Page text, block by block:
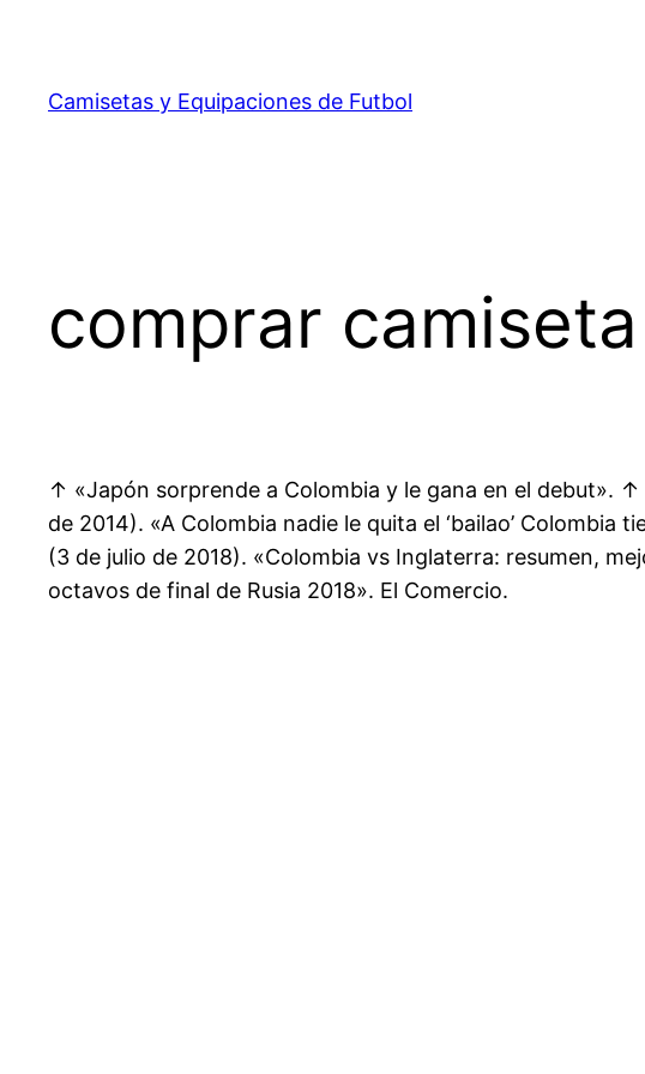
contenido
Camisetas y Equipaciones de Futbol
comprar
↑ «Japón sorprende a Colombia y le gana en el debut».
de 2014). «A Colombia nadie le quita el ‘bailao’
(3 de julio de 2018). «Colombia vs Inglaterra: resumen,
octavos de final de Rusia 2018». El Comercio.